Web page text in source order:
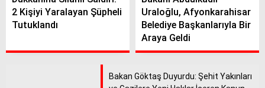
2 Kişiyi Yaralayan Şüpheli
Tutuklandı
Uraloğlu, Afyonkarahisar
Belediye Başkanlarıyla Bir
Araya Geldi
Bakan Göktaş Duyurdu: Şehit Yakınları